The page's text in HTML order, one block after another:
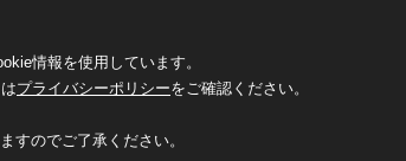
情報を使用しています。
プライバシーポリシーをご確認ください。
すのでご了承ください。